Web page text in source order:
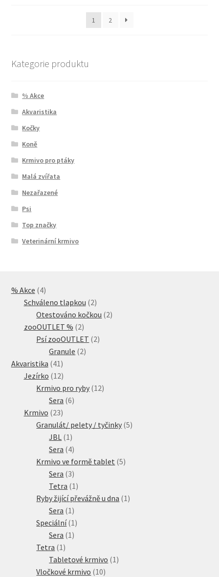
1 2
Kategorie produktu
% Akce
Akvaristika
Kočky
Koně
Krmivo pro ptáky
Malá zvířata
Nezařazené
Psi
Top značky
Veterinární krmivo
% Akce 44
produkty
Schváleno tlapkou 22
produkty
Otestováno kočkou 22
zooOUTLET % 22
produkty
Psí zooOUTLET 22
Granule 22
Akvaristika 41 41
produktů
Jezírko 1212
produktů
Krmivo pro ryby 1212
Sera 66
Krmivo 2323
produktů
Granulát/ pelety / tyčinky 55
JBL 1 1
produkt
Sera 44
produkty
Krmivo ve formě tablet 55
Sera 33
produkty
Tetra 1 1
produkt
Ryby žijící převážně u dna 1 1
Sera 1 1
produkt
Speciální 1 1
Sera 1 1
Tetra 1 1
produkt
Tabletové krmivo 1 1
Vločkové krmivo 1010